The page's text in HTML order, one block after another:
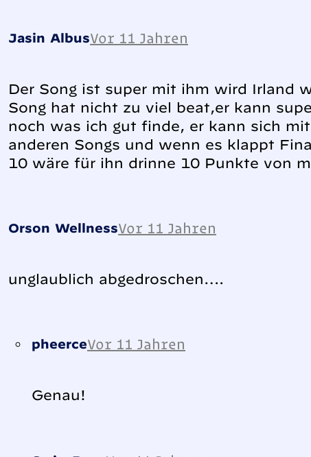
Jasin AlbusVor 11 Jahren
Der Song ist super mit ihm wird Irland
Song hat nicht zu viel beat,er kann
noch was ich gut finde, er kann sich
anderen Songs und wenn es klappt
10 wäre für ihn drinne 10 Punkte von
Orson WellnessVor 11 Jahren
unglaublich abgedroschen….
pheerceVor 11 Jahren
Genau!